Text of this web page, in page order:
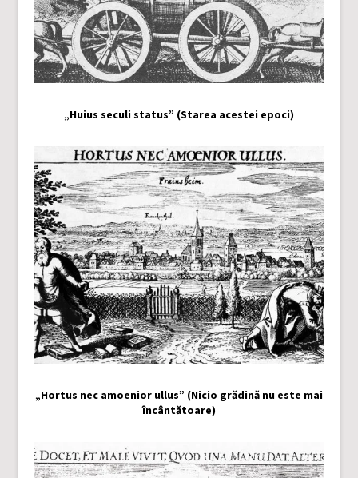
„Huius seculi status” (Starea acestei epoci)
„Hortus nec amoenior ullus” (Nicio grădină nu este mai
încântătoare)